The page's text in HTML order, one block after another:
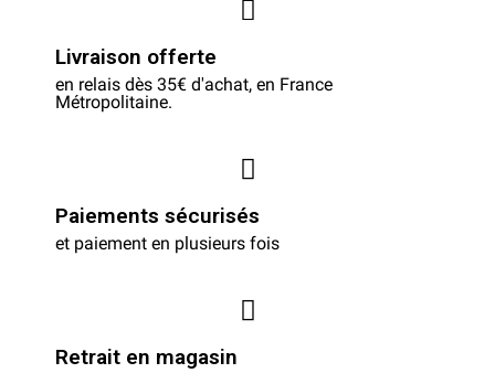
Livraison offerte
en relais dès 35€ d'achat, en France
Métropolitaine.
Paiements sécurisés
et paiement en plusieurs fois
Retrait en magasin